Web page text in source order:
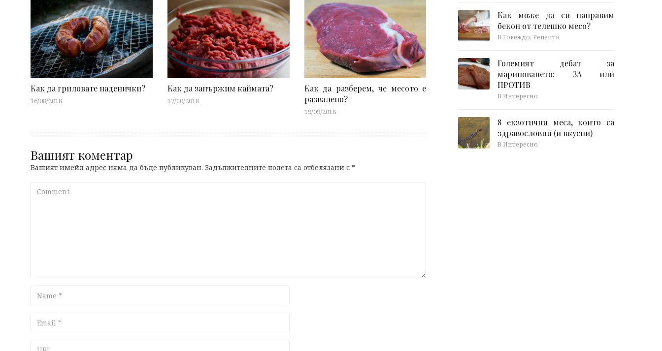
Как да гриловате наденички?
16/08/2018
Как да запържим каймата?
17/10/2018
Как да разберем, че месото е
развалено?
19/09/2018
Вашият коментар
Вашият имейл адрес няма да бъде публикуван. Задължителните полета са отбелязани с*
Comment
Name
Email
URL
Как може да си направим
бекон от телешко месо?
В Говеждо, Рецепти
Големият дебат за
мариноването: ЗА или
ПРОТИВ
В Интересно
8 екзотични меса, които са
здравословни (и вкусни)
В Интересно